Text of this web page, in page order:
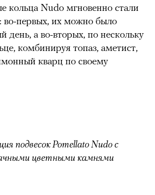
кольца Nudo мгновенно стали
во-первых, их можно было
день, а во-вторых, по нескольку
комбинируя топаз, аметист,
кварц по своему
подвесок Pomellato Nudo с
цветными камнями